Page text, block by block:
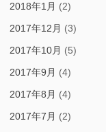
2018年1月 (2)
2017年12月 (3)
2017年10月 (5)
2017年9月 (4)
2017年8月 (4)
2017年7月 (2)